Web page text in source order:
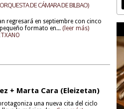
DE CÁMARA DE BILBAO)
regresará en septiembre con cinco
formato en...(leer más)
+ Marta Cara (Eleizetan)
una nueva cita del ciclo